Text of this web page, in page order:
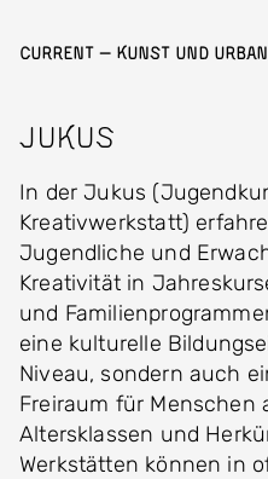
Current — Kunst und
JUKUS
In der Jukus
Kreativwerkstatt)
Jugendliche und
Kreativität in
und
eine kulturelle
Niveau, sondern auch
Freiraum für Menschen
Altersklassen und
Werkstätten können in